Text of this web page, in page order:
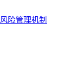
险管理机制